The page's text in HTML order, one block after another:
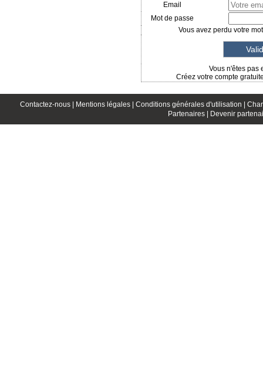
Email
Mot de passe
Vous avez perdu votre
Vous n'êtes pas
Créez votre compte
Contactez-nous | Mentions légales | Conditions générales d'utilisation |
Partenaires |
Devenir